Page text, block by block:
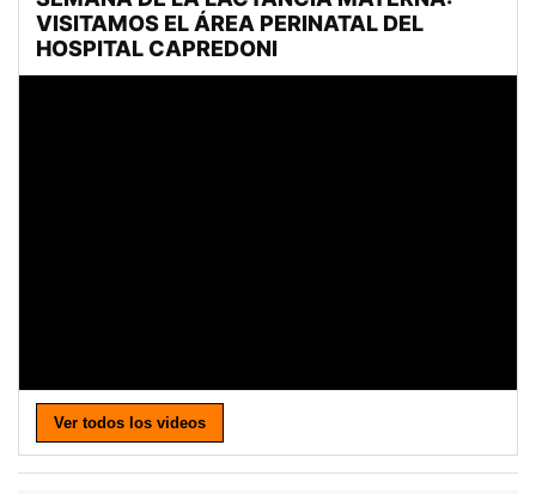
Ver todos los videos